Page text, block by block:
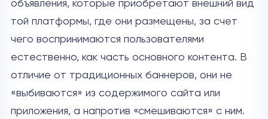
объявления, которые приобретают внешний вид
той платформы, где они размещены, за счет
чего воспринимаются пользователями
естественно, как часть основного контента. В
отличие от традиционных баннеров, они не
«выбиваются» из содержимого сайта или
приложения, а напротив «смешиваются» с ним.